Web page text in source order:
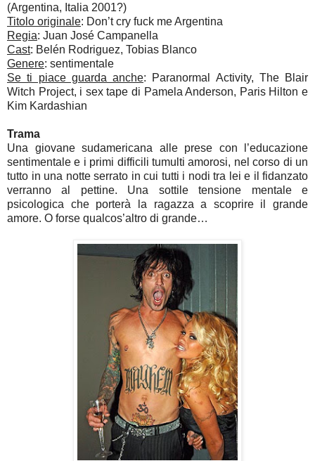
(Argentina, Italia 2001?)
Titolo originale: Don’t cry fuck me Argentina
Regia: Juan José Campanella
Cast: Belén Rodriguez, Tobias Blanco
Genere: sentimentale
Se ti piace guarda anche: Paranormal Activity, The Blair
Witch Project, i sex tape di Pamela Anderson, Paris Hilton e
Kim Kardashian
Trama
Una giovane sudamericana alle prese con l’educazione
sentimentale e i primi difficili tumulti amorosi, nel corso di un
tutto in una notte serrato in cui tutti i nodi tra lei e il fidanzato
verranno al pettine. Una sottile tensione mentale e
psicologica che porterà la ragazza a scoprire il grande
amore. O forse qualcos’altro di grande…